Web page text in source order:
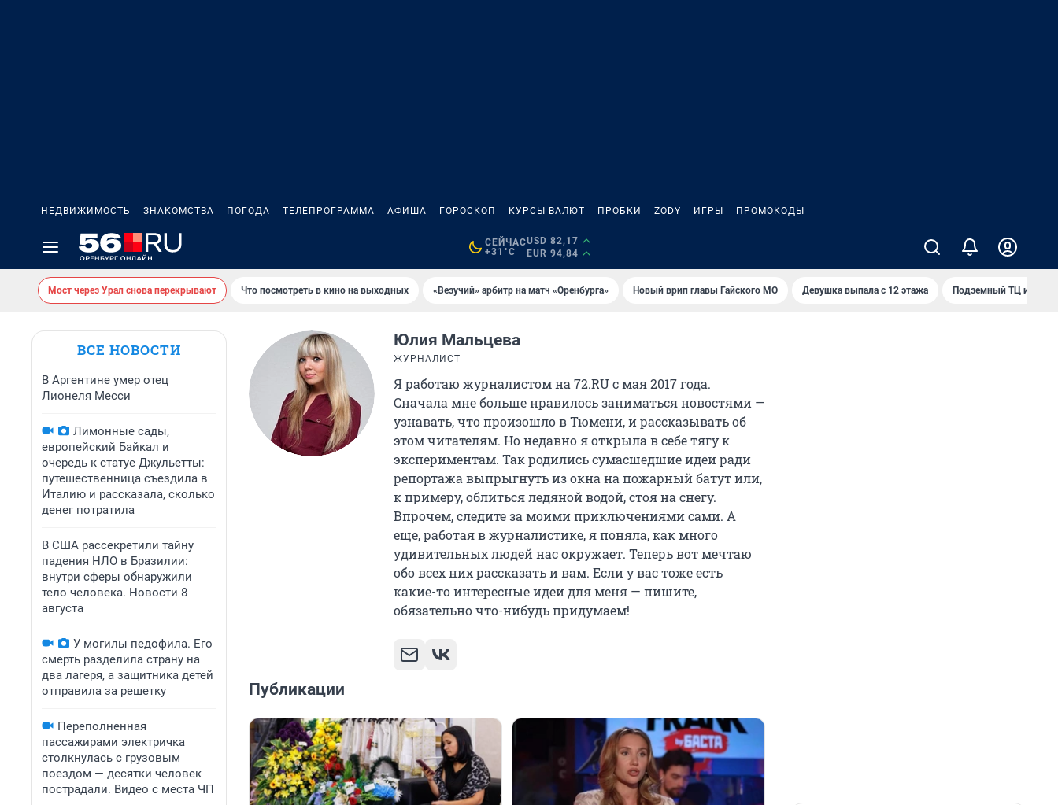
НЕДВИЖИМОСТЬ ЗНАКОМСТВА ПОГОДА ТЕЛЕПРОГРАММА АФИША ГОРОСКОП КУРСЫ ВАЛЮТ ПРОБКИ ZODY ИГРЫ ПРОМОКОДЫ
СЕЙЧАС
+31°C
USD 82,17
EUR 94,84
Мост через Урал снова перекрывают Что посмотреть в кино на выходных «Везучий» арбитр на матч «Оренбурга» Новый врип главы Гайского МО Девушка выпала с 12 этажа Подземный ТЦ и 45-
ВСЕ НОВОСТИ
В Аргентине умер отец
Лионеля Месси
Лимонные сады,
европейский Байкал и
очередь к статуе Джульетты:
путешественница съездила в
Италию и рассказала, сколько
денег потратила
В США рассекретили тайну
падения НЛО в Бразилии:
внутри сферы обнаружили
тело человека. Новости 8
августа
У могилы педофила. Его
смерть разделила страну на
два лагеря, а защитника детей
отправила за решетку
Переполненная
пассажирами электричка
столкнулась с грузовым
поездом — десятки человек
пострадали. Видео с места ЧП
Юлия Мальцева
ЖУРНАЛИСТ
Я работаю журналистом на 72.RU с мая 2017 года.
Сначала мне больше нравилось заниматься новостями —
узнавать, что произошло в Тюмени, и рассказывать об
этом читателям. Но недавно я открыла в себе тягу к
экспериментам. Так родились сумасшедшие идеи ради
репортажа выпрыгнуть из окна на пожарный батут или,
к примеру, облиться ледяной водой, стоя на снегу.
Впрочем, следите за моими приключениями сами. А
еще, работая в журналистике, я поняла, как много
удивительных людей нас окружает. Теперь вот мечтаю
обо всех них рассказать и вам. Если у вас тоже есть
какие-то интересные идеи для меня — пишите,
обязательно что-нибудь придумаем!
Публикации